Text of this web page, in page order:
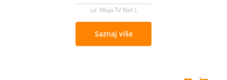
uz Moja TV Net L
Saznaj više